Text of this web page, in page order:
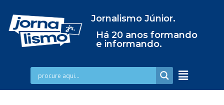
Jornalismo Júnior.
Há 20 anos formando
e informando.